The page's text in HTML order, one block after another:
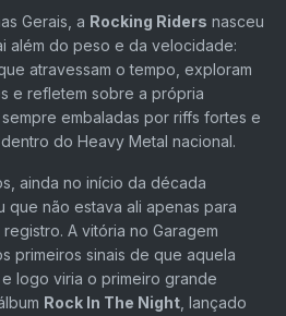
Gerais, a Rocking Riders nasceu
além do peso e da velocidade:
atravessam o tempo, exploram
e refletem sobre a própria
embaladas por riffs fortes e
do Heavy Metal nacional.
ainda no início da década
que não estava ali apenas para
A vitória no Garagem
primeiros sinais de que aquela
logo viria o primeiro grande
Rock In The Night , lançado